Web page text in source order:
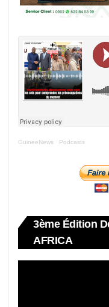
GuineeNews · Podcasts
3ème Édition
AFRICA